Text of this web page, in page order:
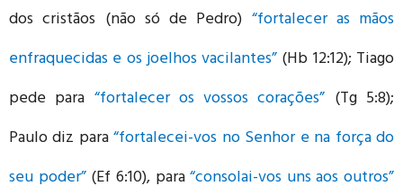
dos cristãos (não só de Pedro) “fortalecer as mãos
enfraquecidas e os joelhos vacilantes”(Hb 12:12); Tiago
pede para “fortalecer os vossos corações” (Tg 5:8);
Paulo diz para“fortalecei-vos no Senhor e na força do
seu poder”(Ef 6:10), para“consolai-vos uns aos outros”